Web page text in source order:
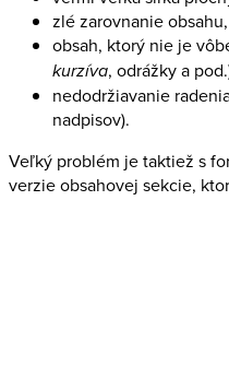
zlé zarovnanie obsahu,
obsah, ktorý nie je
kurzíva, odrážky a
nedodržiavanie
nadpisov).
Veľký problém je taktiež s
verzie obsahovej sekcie,